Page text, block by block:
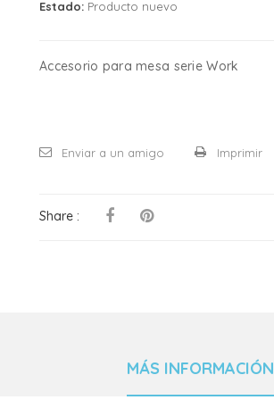
Estado: Producto nuevo
Accesorio para mesa serie Work
Enviar a un amigo Imprimir
Share :
MÁS INFORMACIÓN